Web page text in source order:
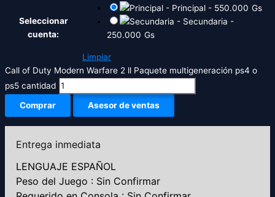
Seleccionar
cuenta:
- Principal - 550.000 Gs
- Secundaria -
250.000 Gs
Limpiar
Call of Duty Modern Warfare 2 ll Paquete multigeneración ps4 o
ps5 cantidad
Comprar
Asesor de ventas
Entrega inmediata
LENGUAJE ESPAÑOL
Peso del Juego : Sin Confirmar